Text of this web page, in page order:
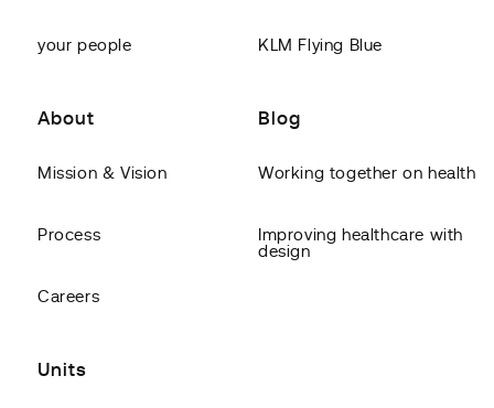
your people KLM Flying Blue
About
Mission & Vision
Process
Careers
Blog
Working together on health
Improving healthcare with
design
Units